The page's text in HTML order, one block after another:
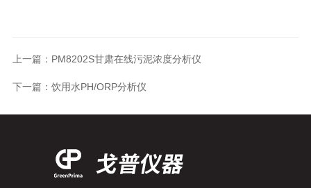
上一篇： PM8202S甘肃在线污泥浓度分析仪
下一篇： 饮用水PH/ORP分析仪